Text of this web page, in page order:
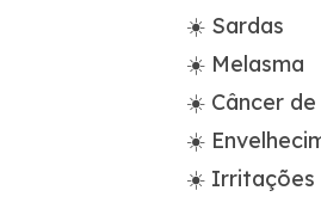
☀️ Sardas
☀️ Melasma
☀️ Câncer de
☀️
☀️ Irritações